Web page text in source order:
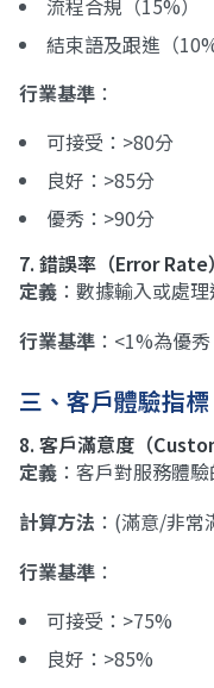
流程合規（15%）
結束語及跟進（10%
行業基準 ：
可接受：>80分
良好：>85分
優秀：>90分
7. 錯誤率（Error Rate）
定義 ：數據輸入或處
行業基準 ：<1%為優
三、客戶體驗指標
8. 客戶滿意度（
定義 ：客戶對服務體
計算方法 ：(滿意/非
行業基準 ：
可接受：>75%
良好：>85%